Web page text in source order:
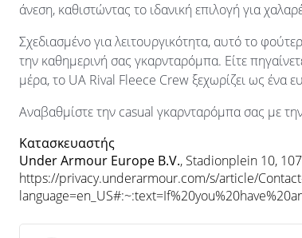
άνεση, καθιστώντας το ιδανική επιλογή για
Σχεδιασμένο για λειτουργικότητα, αυτό το
την καθημερινή σας γκαρνταρόμπα. Είτε
μέρα, το UA Rival Fleece Crew ξεχωρίζει ως ένα
Αναβαθμίστε την casual γκαρνταρόμπα σας με
Κατασκευαστής
Under Armour Europe B.V., Stadionplein 10,
https://privacy.underarmour.com/s/article/